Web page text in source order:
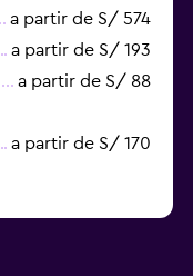
a partir de S/ 574
a partir de S/ 193
a partir de S/ 88
a partir de S/ 170